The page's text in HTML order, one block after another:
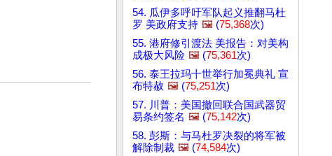
54. 瓜伊多呼吁军队起义推翻马杜
罗 美政府支持 🖼️ (75,368次)
55. 港府修引渡法 美报告：对美构
成极大风险 🖼️ (75,361次)
56. 泰王拉玛十世举行加冕典礼 宣
布特赦 🖼️ (75,251次)
57. 川普：美国撤回联合国武器贸
易条约签名 🖼️ (75,142次)
58. 彭斯：与马杜罗决裂的将军被
解除制裁 🖼️ (74,584次)